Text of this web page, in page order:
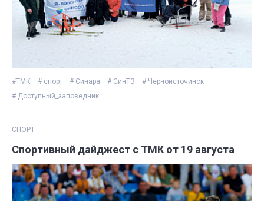
#ТМК # спорт # Синара # СинТЗ
# Черноисточинск
# Доступный_заповедник
СПОРТ
Спортивный дайджест с ТМК от 19 августа